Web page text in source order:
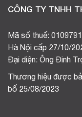
CÔNG TY TNHH
Mã số thuế:
Hà Nội cấp 27/10/
Đại diện: Ông Đinh
Thương hiệu được
bố 25/08/2023